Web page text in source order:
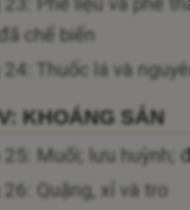
chế biến
Thuốc lá và
KHOÁNG SẢN
25: Muối; lưu
26: Quặng, xỉ và tro